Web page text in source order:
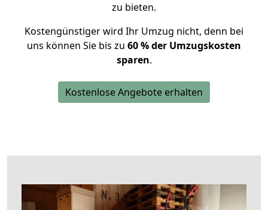
zu bieten.
Kostengünstiger wird Ihr Umzug nicht, denn bei
uns können Sie bis zu 60 % der Umzugskosten
sparen.
Kostenlose Angebote erhalten